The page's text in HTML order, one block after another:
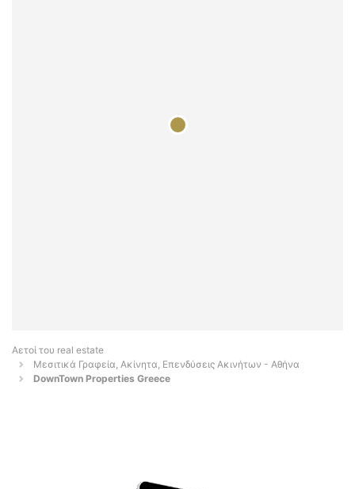
Αετοί του real estate
Μεσιτικά Γραφεία, Ακίνητα, Επενδύσεις Ακινήτων - Αθήνα
DownTown Properties Greece